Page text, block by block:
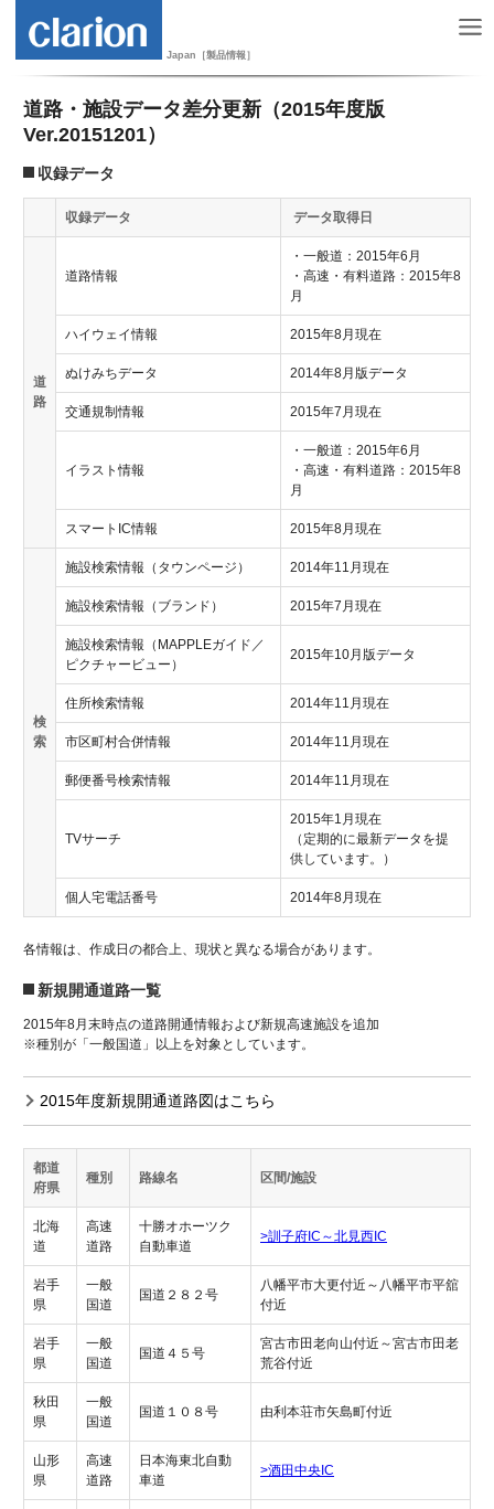
Japan［製品情報］
道路・施設データ差分更新（2015年度版
Ver.20151201）
収録データ
収録データ データ取得日
道
路
道路情報
・一般道：2015年6月
・高速・有料道路：2015年8
月
ハイウェイ情報 2015年8月現在
ぬけみちデータ 2014年8月版データ
交通規制情報 2015年7月現在
イラスト情報
・一般道：2015年6月
・高速・有料道路：2015年8
月
スマートIC情報 2015年8月現在
検
索
施設検索情報（タウンページ） 2014年11月現在
施設検索情報（ブランド） 2015年7月現在
施設検索情報（MAPPLEガイド／
ピクチャービュー）
2015年10月版データ
住所検索情報 2014年11月現在
市区町村合併情報 2014年11月現在
郵便番号検索情報 2014年11月現在
TVサーチ
2015年1月現在
（定期的に最新データを提
供しています。）
個人宅電話番号 2014年8月現在
各情報は、作成日の都合上、現状と異なる場合があります。
新規開通道路一覧
2015年8月末時点の道路開通情報および新規高速施設を追加
※種別が「一般国道」以上を対象としています。
2015年度新規開通道路図はこちら
都道
府県
種別 路線名 区間/施設
北海
道
高速
道路
十勝オホーツク
自動車道
>訓子府IC～北見西IC
岩手
県
一般
国道
国道２８２号
八幡平市大更付近～八幡平市平舘
付近
岩手
県
一般
国道
国道４５号
宮古市田老向山付近～宮古市田老
荒谷付近
秋田
県
一般
国道
国道１０８号 由利本荘市矢島町付近
山形
県
高速
道路
日本海東北自動
車道
>酒田中央IC